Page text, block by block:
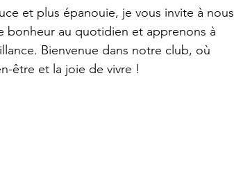
et plus épanouie, je vous invite à nous
bonheur au quotidien et apprenons à
Bienvenue dans notre club, où
être et la joie de vivre !